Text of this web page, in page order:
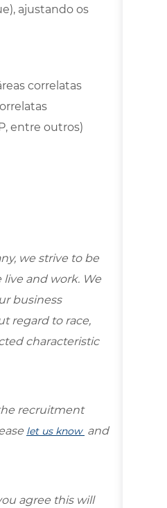
ajustando os
correlatas
entre outros)
we strive to be
and work. We
business
regard to race,
characteristic
recruitment
let us know and
agree this will